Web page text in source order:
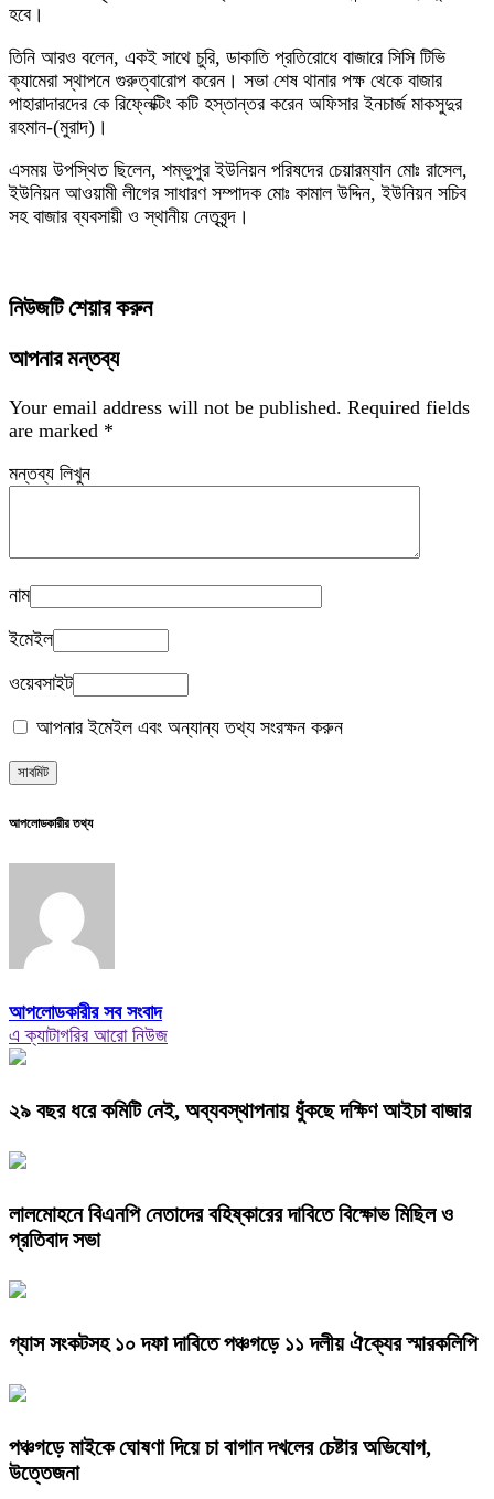
হবে।
তিনি আরও বলেন, একই সাথে চুরি, ডাকাতি প্রতিরোধে বাজারে সিসি টিভি
ক্যামেরা স্থাপনে গুরুত্বারোপ করেন। সভা শেষ থানার পক্ষ থেকে বাজার
পাহারাদারদের কে রিফ্লেক্টিং কটি হস্তান্তর করেন অফিসার ইনচার্জ মাকসুদুর
রহমান-(মুরাদ)।
এসময় উপস্থিত ছিলেন, শম্ভুপুর ইউনিয়ন পরিষদের চেয়ারম্যান মোঃ রাসেল,
ইউনিয়ন আওয়ামী লীগের সাধারণ সম্পাদক মোঃ কামাল উদ্দিন, ইউনিয়ন সচিব
সহ বাজার ব্যবসায়ী ও স্থানীয় নেতৃবৃন্দ।
নিউজটি শেয়ার করুন
আপনার মন্তব্য
Your email address will not be published. Required fields
are marked *
মন্তব্য লিখুন
নাম
ইমেইল
ওয়েবসাইট
আপনার ইমেইল এবং অন্যান্য তথ্য সংরক্ষন করুন
আপলোডকারীর তথ্য
আপলোডকারীর সব সংবাদ
এ ক্যাটাগরির আরো নিউজ
২৯ বছর ধরে কমিটি নেই, অব্যবস্থাপনায় ধুঁকছে দক্ষিণ আইচা বাজার
লালমোহনে বিএনপি নেতাদের বহিষ্কারের দাবিতে বিক্ষোভ মিছিল ও
প্রতিবাদ সভা
গ্যাস সংকটসহ ১০ দফা দাবিতে পঞ্চগড়ে ১১ দলীয় ঐক্যের স্মারকলিপি
পঞ্চগড়ে মাইকে ঘোষণা দিয়ে চা বাগান দখলের চেষ্টার অভিযোগ,
উত্তেজনা